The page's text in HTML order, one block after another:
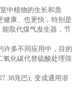
中植物的生长和质
健康、也更快，特别是
能取代煤气发生器，节
许多不同应用中，目的
氧化碳代替硫酸处理筛
兆巴), 变成通用溶